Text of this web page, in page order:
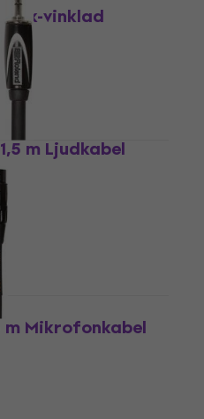
Rak-vinklad
m Ljudkabel
m Mikrofonkabel